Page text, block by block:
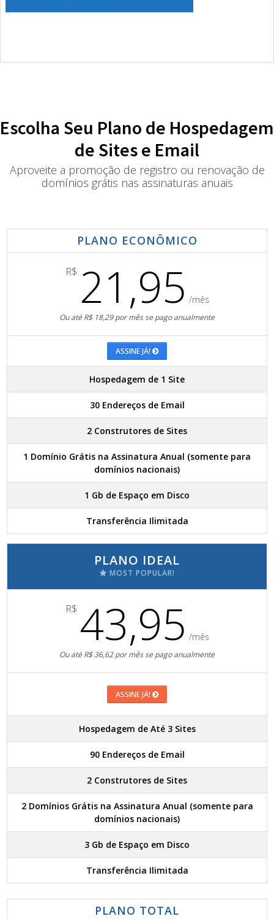
Escolha Seu Plano de Hospedagem
de Sites e Email
Aproveite a promoção de registro ou renovação de
domínios grátis nas assinaturas anuais
PLANO ECONÔMICO
R$ 21,95 /mês
Ou até R$ 18,29 por mês se pago anualmente
ASSINE JÁ!
Hospedagem de 1 Site
30 Endereços de Email
2 Construtores de Sites
1 Domínio Grátis na Assinatura Anual (somente para
domínios nacionais)
1 Gb de Espaço em Disco
Transferência Ilimitada
PLANO IDEAL
MOST POPULAR!
R$ 43,95 /mês
Ou até R$ 36,62 por mês se pago anualmente
ASSINE JÁ!
Hospedagem de Até 3 Sites
90 Endereços de Email
2 Construtores de Sites
2 Domínios Grátis na Assinatura Anual (somente para
domínios nacionais)
3 Gb de Espaço em Disco
Transferência Ilimitada
PLANO TOTAL